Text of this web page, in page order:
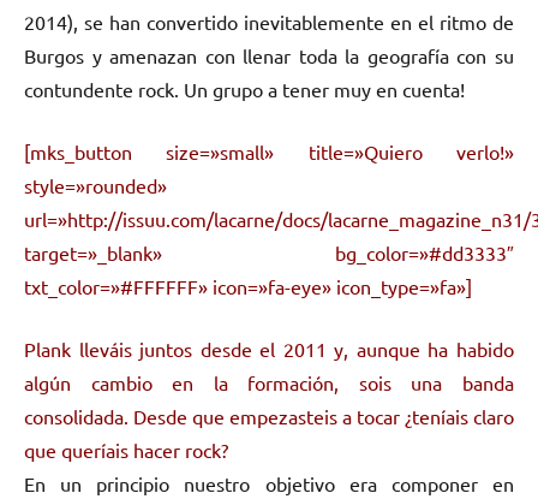
2014), se han convertido inevitablemente en el ritmo de
Burgos y amenazan con llenar toda la geografía con su
contundente rock. Un grupo a tener muy en cuenta!
[mks_button size=»small» title=»Quiero verlo!»
style=»rounded»
url=»http://issuu.com/lacarne/docs/lacarne_magazine_n31/
target=»_blank» bg_color=»#dd3333″
txt_color=»#FFFFFF» icon=»fa-eye» icon_type=»fa»]
Plank lleváis juntos desde el 2011 y, aunque ha habido
algún cambio en la formación, sois una banda
consolidada. Desde que empezasteis a tocar ¿teníais claro
que queríais hacer rock?
En un principio nuestro objetivo era componer en